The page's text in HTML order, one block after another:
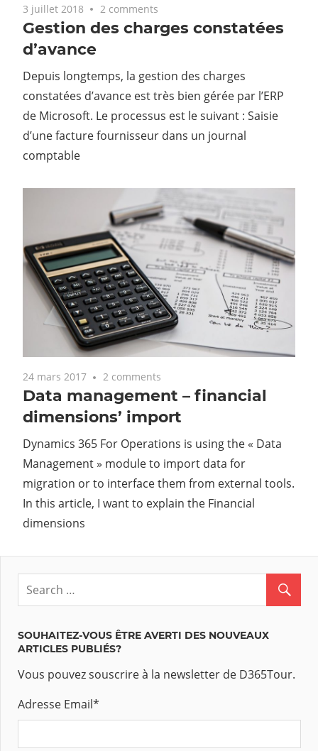
3 juillet 2018 2 comments
Gestion des charges constatées
d’avance
Depuis longtemps, la gestion des charges
constatées d’avance est très bien gérée par l’ERP
de Microsoft. Le processus est le suivant : Saisie
d’une facture fournisseur dans un journal
comptable
24 mars 2017 2 comments
Data management – financial
dimensions’ import
Dynamics 365 For Operations is using the « Data
Management » module to import data for
migration or to interface them from external tools.
In this article, I want to explain the Financial
dimensions
SOUHAITEZ-VOUS ÊTRE AVERTI DES NOUVEAUX
ARTICLES PUBLIÉS?
Vous pouvez souscrire à la newsletter de D365Tour.
Adresse Email*